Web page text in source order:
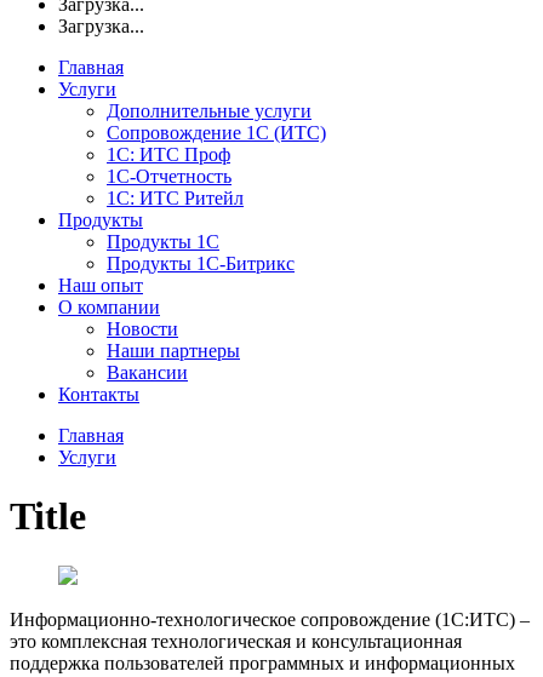
Загрузка...
Загрузка...
Главная
Услуги
Дополнительные услуги
Сопровождение 1С (ИТС)
1С: ИТС Проф
1С-Отчетность
1С: ИТС Ритейл
Продукты
Продукты 1С
Продукты 1С-Битрикс
Наш опыт
О компании
Новости
Наши партнеры
Вакансии
Контакты
Главная
Услуги
Title
Информационно-технологическое сопровождение (1С:ИТС) –
это комплексная технологическая и консультационная
поддержка пользователей программных и информационных